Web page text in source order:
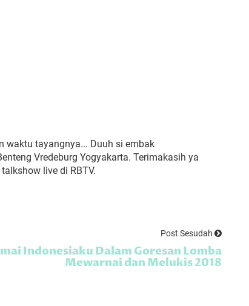
waktu tayangnya... Duuh si embak
Vredeburg Yogyakarta. Terimakasih ya
live di RBTV.
Post Sesudah
Indonesiaku Dalam Goresan Lomba
Mewarnai dan Melukis 2018